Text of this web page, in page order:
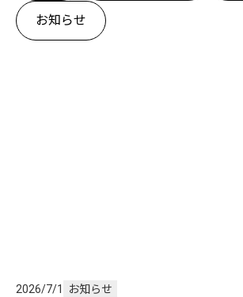
お知らせ
2026/7/1 お知らせ